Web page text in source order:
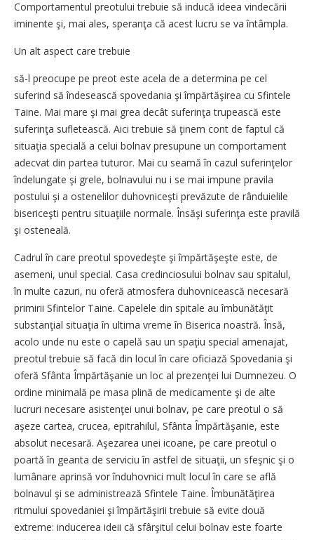
Comportamentul preotului trebuie să inducă ideea vindecării
iminente şi, mai ales, speranţa că acest lucru se va întâmpla.
Un alt aspect care trebuie
să-l preocupe pe preot este acela de a determina pe cel
suferind să îndesească spovedania şi împărtăşirea cu Sfintele
Taine. Mai mare şi mai grea decât suferinţa trupească este
suferinţa sufletească. Aici trebuie să ţinem cont de faptul că
situaţia specială a celui bolnav presupune un comportament
adecvat din partea tuturor. Mai cu seamă în cazul suferinţelor
îndelungate şi grele, bolnavului nu i se mai impune pravila
postului şi a ostenelilor duhovniceşti prevăzute de rânduielile
bisericeşti pentru situaţiile normale. Însăşi suferinţa este pravilă
şi osteneală.
Cadrul în care preotul spovedeşte şi împărtăşeşte este, de
asemeni, unul special. Casa credinciosului bolnav sau spitalul,
în multe cazuri, nu oferă atmosfera duhovnicească necesară
primirii Sfintelor Taine. Capelele din spitale au îmbunătăţit
substanţial situaţia în ultima vreme în Biserica noastră. Însă,
acolo unde nu este o capelă sau un spaţiu special amenajat,
preotul trebuie să facă din locul în care oficiază Spovedania şi
oferă Sfânta Împărtăşanie un loc al prezenţei lui Dumnezeu. O
ordine minimală pe masa plină de medicamente şi de alte
lucruri necesare asistenţei unui bolnav, pe care preotul o să
aşeze cartea, crucea, epitrahilul, Sfânta Împărtăşanie, este
absolut necesară. Aşezarea unei icoane, pe care preotul o
poartă în geanta de serviciu în astfel de situaţii, un sfeşnic şi o
lumânare aprinsă vor înduhovnici mult locul în care se află
bolnavul şi se administrează Sfintele Taine. Îmbunătăţirea
ritmului spovedaniei şi împărtăşirii trebuie să evite două
extreme: inducerea ideii că sfârşitul celui bolnav este foarte